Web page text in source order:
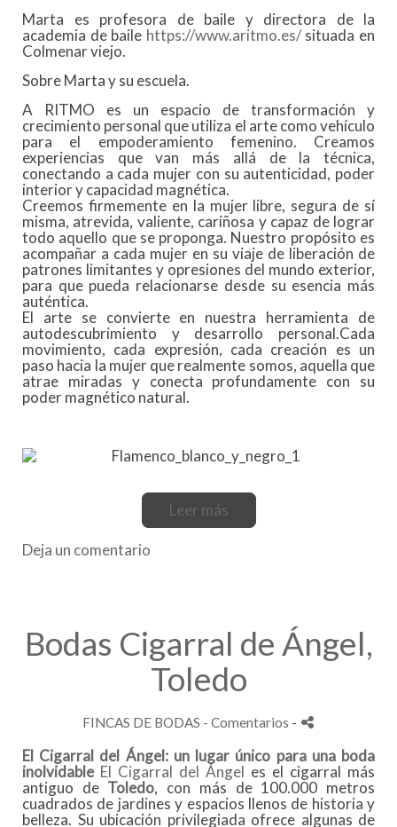
Marta es profesora de baile y directora de la
academia de baile https://www.aritmo.es/situada en
Colmenar viejo.
Sobre Marta y su escuela.
A RITMO es un espacio de transformación y
crecimiento personal que utiliza el arte como vehículo
para el empoderamiento femenino. Creamos
experiencias que van más allá de la técnica,
conectando a cada mujer con su autenticidad, poder
interior y capacidad magnética.
Creemos firmemente en la mujer libre, segura de sí
misma, atrevida, valiente, cariñosa y capaz de lograr
todo aquello que se proponga. Nuestro propósito es
acompañar a cada mujer en su viaje de liberación de
patrones limitantes y opresiones del mundo exterior,
para que pueda relacionarse desde su esencia más
auténtica.
El arte se convierte en nuestra herramienta de
autodescubrimiento y desarrollo personal.Cada
movimiento, cada expresión, cada creación es un
paso hacia la mujer que realmente somos, aquella que
atrae miradas y conecta profundamente con su
poder magnético natural.
Leer más
Deja un comentario
Bodas Cigarral de Ángel,
Toledo
FINCAS DE BODAS - Comentarios -
El Cigarral del Ángel: un lugar único para una boda
inolvidable El Cigarral del Ángel es el cigarral más
antiguo de Toledo, con más de 100.000 metros
cuadrados de jardines y espacios llenos de historia y
belleza. Su ubicación privilegiada ofrece algunas de